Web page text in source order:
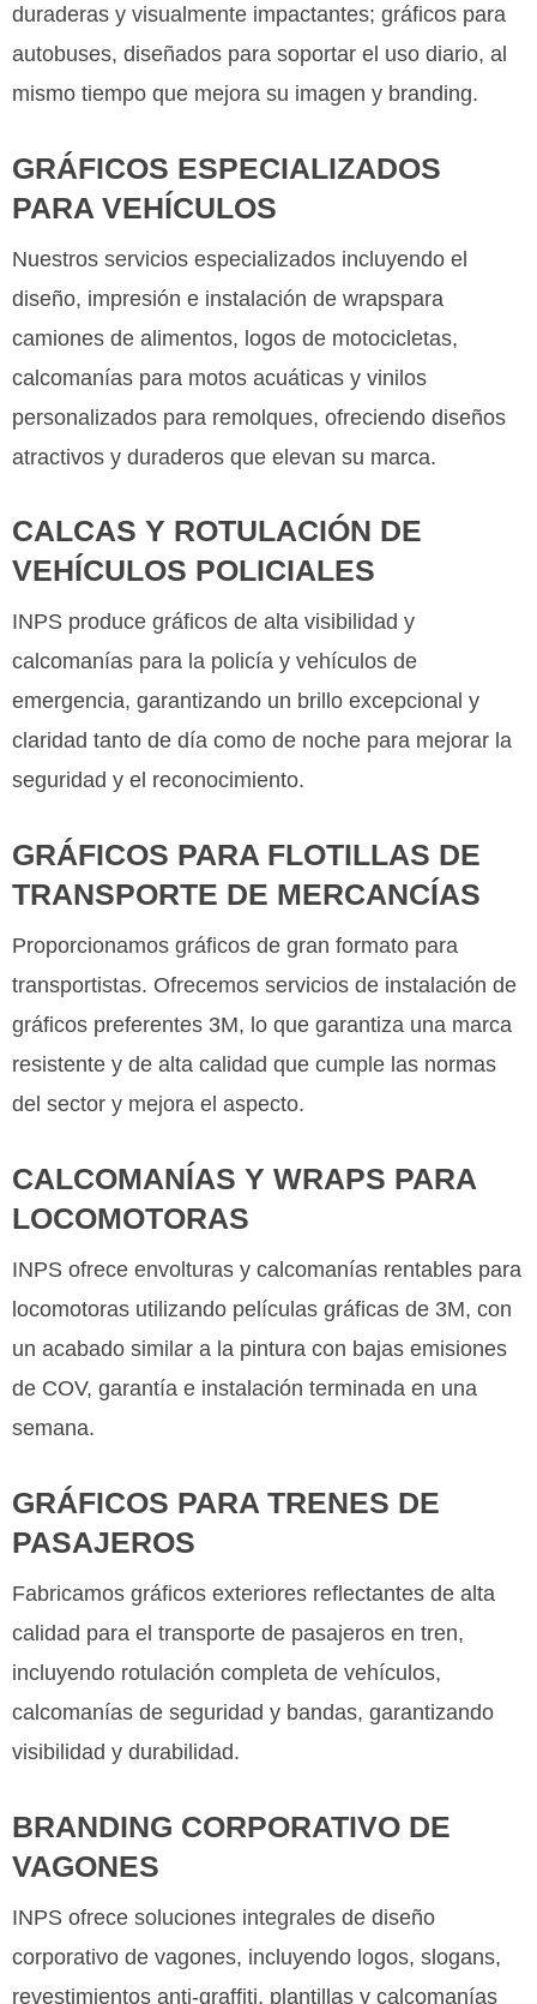
duraderas y visualmente impactantes; gráficos para
autobuses, diseñados para soportar el uso diario, al
mismo tiempo que mejora su imagen y branding.
GRÁFICOS ESPECIALIZADOS
PARA VEHÍCULOS
Nuestros servicios especializados incluyendo el
diseño, impresión e instalación de wrapspara
camiones de alimentos, logos de motocicletas,
calcomanías para motos acuáticas y vinilos
personalizados para remolques, ofreciendo diseños
atractivos y duraderos que elevan su marca.
CALCAS Y ROTULACIÓN DE
VEHÍCULOS POLICIALES
INPS produce gráficos de alta visibilidad y
calcomanías para la policía y vehículos de
emergencia, garantizando un brillo excepcional y
claridad tanto de día como de noche para mejorar la
seguridad y el reconocimiento.
GRÁFICOS PARA FLOTILLAS DE
TRANSPORTE DE MERCANCÍAS
Proporcionamos gráficos de gran formato para
transportistas. Ofrecemos servicios de instalación de
gráficos preferentes 3M, lo que garantiza una marca
resistente y de alta calidad que cumple las normas
del sector y mejora el aspecto.
CALCOMANÍAS Y WRAPS PARA
LOCOMOTORAS
INPS ofrece envolturas y calcomanías rentables para
locomotoras utilizando películas gráficas de 3M, con
un acabado similar a la pintura con bajas emisiones
de COV, garantía e instalación terminada en una
semana.
GRÁFICOS PARA TRENES DE
PASAJEROS
Fabricamos gráficos exteriores reflectantes de alta
calidad para el transporte de pasajeros en tren,
incluyendo rotulación completa de vehículos,
calcomanías de seguridad y bandas, garantizando
visibilidad y durabilidad.
BRANDING CORPORATIVO DE
VAGONES
INPS ofrece soluciones integrales de diseño
corporativo de vagones, incluyendo logos, slogans,
revestimientos anti-graffiti, plantillas y calcomanías